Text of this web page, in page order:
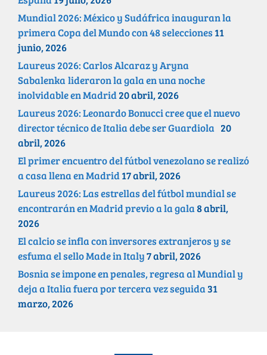
Mundial 2026: México y Sudáfrica inauguran la
primera Copa del Mundo con 48 selecciones 11
junio, 2026
Laureus 2026: Carlos Alcaraz y Aryna
Sabalenka lideraron la gala en una noche
inolvidable en Madrid20 abril, 2026
Laureus 2026: Leonardo Bonucci cree que el nuevo
director técnico de Italia debe ser Guardiola 20
abril, 2026
El primer encuentro del fútbol venezolano se realizó
a casa llena en Madrid17 abril, 2026
Laureus 2026: Las estrellas del fútbol mundial se
encontrarán en Madrid previo a la gala8 abril,
2026
El calcio se infla con inversores extranjeros y se
esfuma el sello Made in Italy7 abril, 2026
Bosnia se impone en penales, regresa al Mundial y
deja a Italia fuera por tercera vez seguida31
marzo, 2026